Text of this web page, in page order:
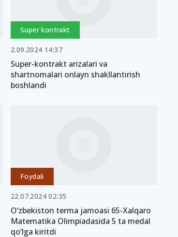
Super kontrakt
2.09.2024 14:37
Super-kontrakt arizalari va
shartnomalari onlayn shakllantirish
boshlandi
Foydali
22.07.2024 02:35
O‘zbekiston terma jamoasi 65-Xalqaro
Matematika Olimpiadasida 5 ta medal
qo‘lga kiritdi